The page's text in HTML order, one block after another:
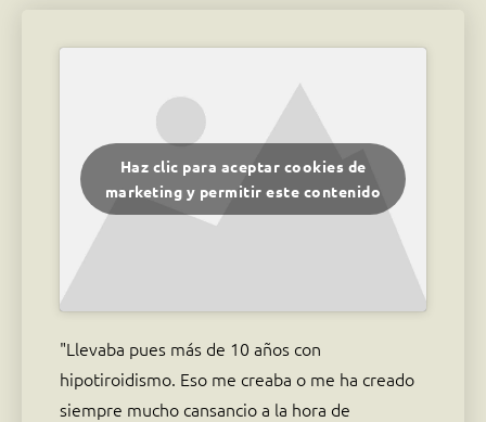
Haz clic para aceptar cookies de
marketing y permitir este contenido
"Llevaba pues más de 10 años con
hipotiroidismo. Eso me creaba o me ha creado
siempre mucho cansancio a la hora de